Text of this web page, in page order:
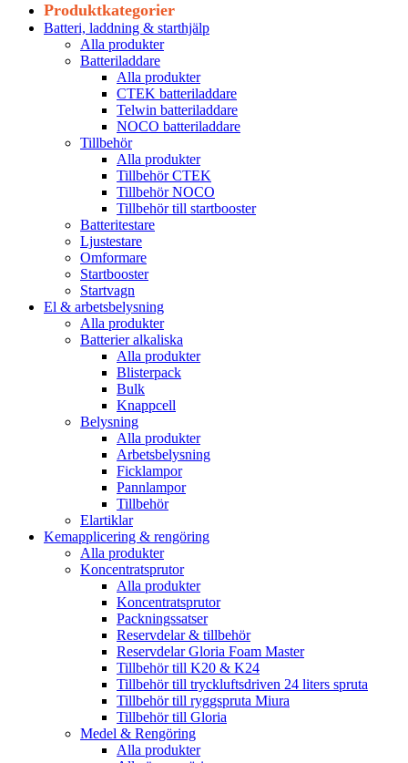
Produktkategorier
Batteri, laddning & starthjälp
Alla produkter
Batteriladdare
Alla produkter
CTEK batteriladdare
Telwin batteriladdare
NOCO batteriladdare
Tillbehör
Alla produkter
Tillbehör CTEK
Tillbehör NOCO
Tillbehör till startbooster
Batteritestare
Ljustestare
Omformare
Startbooster
Startvagn
El & arbetsbelysning
Alla produkter
Batterier alkaliska
Alla produkter
Blisterpack
Bulk
Knappcell
Belysning
Alla produkter
Arbetsbelysning
Ficklampor
Pannlampor
Tillbehör
Elartiklar
Kemapplicering & rengöring
Alla produkter
Koncentratsprutor
Alla produkter
Koncentratsprutor
Packningssatser
Reservdelar & tillbehör
Reservdelar Gloria Foam Master
Tillbehör till K20 & K24
Tillbehör till tryckluftsdriven 24 liters spruta
Tillbehör till ryggspruta Miura
Tillbehör till Gloria
Medel & Rengöring
Alla produkter